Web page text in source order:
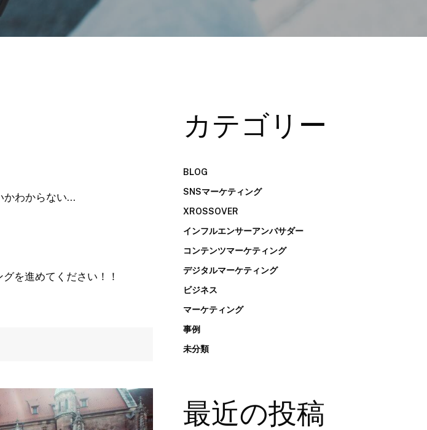
かわからない…
を進めてください！！
カテゴリー
BLOG
SNSマーケティング
XROSSOVER
インフルエンサーアンバサダー
コンテンツマーケティング
デジタルマーケティング
ビジネス
マーケティング
事例
未分類
最近の投稿